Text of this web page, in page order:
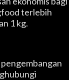
terlebih
1 kg.